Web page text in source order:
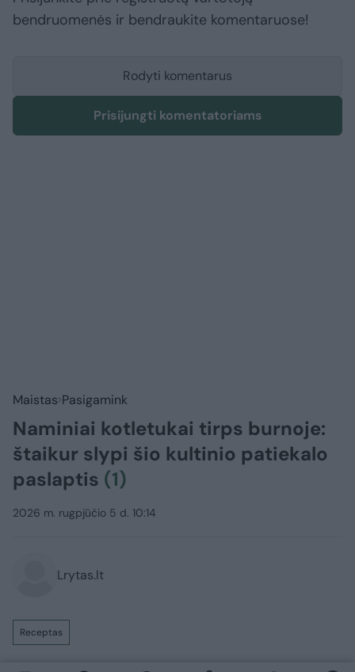
bendruomenės ir bendraukite komentaruose!
Rodyti komentarus
Prisijungti komentatoriams
Maistas Pasigamink
Naminiai kotletukai tirps burnoje:
štaikur slypi šio kultinio patiekalo
paslaptis (1)
2026 m. rugpjūčio 5 d. 10:14
Lrytas.lt
Receptas